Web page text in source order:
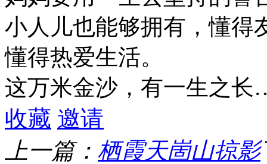
小人儿也能够拥有，懂得
懂得热爱生活。
这万米金沙，有一生之
收藏 邀请
上一篇： 栖霞天崮山掠影